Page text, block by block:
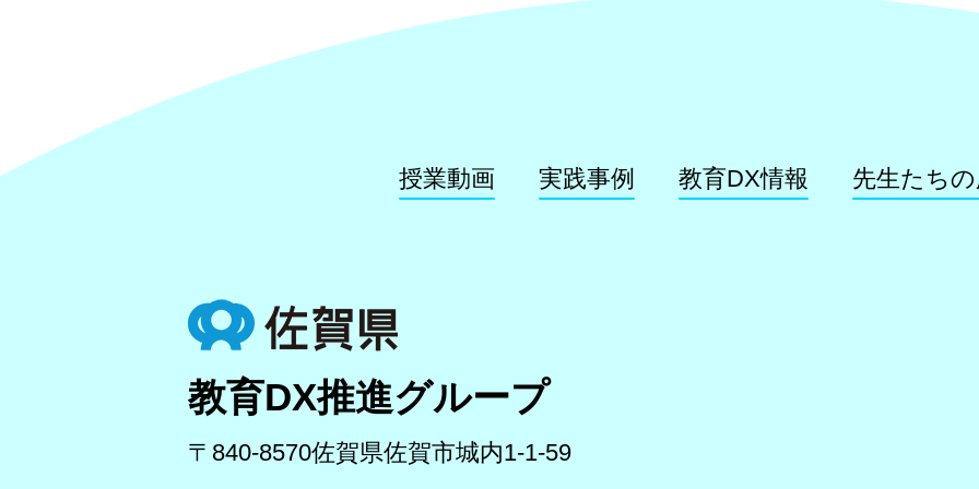
授業動画 実践事例 教育DX情報 先生たち
教育DX推進グループ
〒840-8570佐賀県佐賀市城内1-1-59